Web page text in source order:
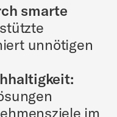
smarte
unnötigen
im